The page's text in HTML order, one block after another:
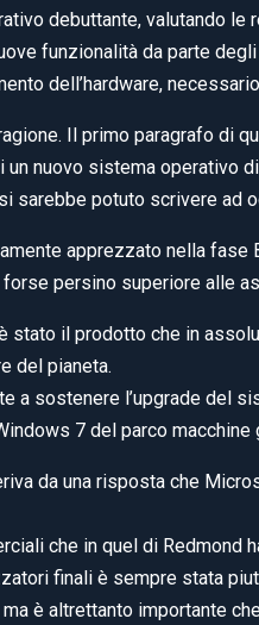
debuttante, valutando le
funzionalità da parte
dell’hardware,
Il primo paragrafo di
nuovo sistema operativo
sarebbe potuto scrivere ad
apprezzato nella fase
persino superiore alle
stato il prodotto che in
del pianeta.
a sostenere l’upgrade del
7 del parco macchine
da una risposta che
che in quel di Redmond
finali è sempre stata
è altrettanto importante